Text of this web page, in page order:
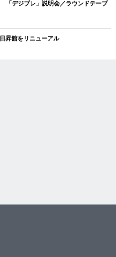
デジブレ」説明会／ラウンドテーブ
昇館をリニューアル